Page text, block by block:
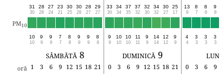
31
30
28
28
27
24
23
21
30
25
30
28
28
27
29
27
33
30
34
34
37
35
37
32
32
30
34
32
30
27
25
17
13
9
8
7
8
6
9
8
PM10
10
10
9
9
9
9
7
7
8
8
9
9
9
9
8
8
9
9
10
10
10
10
11
11
9
9
14
14
12
12
9
9
4
4
3
3
3
3
3
3
sâmbătă 8 duminică 9
oră 1 3 6 9 12 15 18 21 0 3 6 9 12 15 18 21 0 3 6
9